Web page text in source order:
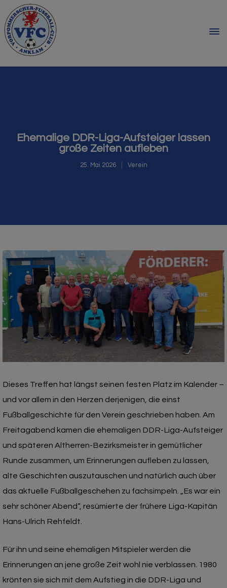
Ehemalige DDR-Liga-Aufsteiger lassen
große Zeiten aufleben
25. Mai 2026 Verein
Dieses Treffen hat längst seinen festen Platz im Kalender –
und vor allem in den Herzen derjenigen, die einst
Fußballgeschichte für den Verein geschrieben haben. Am
Freitagabend kamen die ehemaligen DDR-Liga-Aufsteiger
und späteren Altherren-Bezirksmeister in gemütlicher
Runde zusammen, um Erinnerungen aufleben zu lassen,
alte Geschichten auszutauschen und natürlich auch über
das aktuelle Fußballgeschehen zu fachsimpeln. „Es war ein
sehr schöner Abend“, resümierte der frühere Liga-Kapitän
Hans-Ulrich Rehfeldt.
Für ihn und seine ehemaligen Mitspieler werden die
Erinnerungen an jene große Zeit wohl nie verblassen. 1980
krönten sie sich mit dem Aufstieg in die DDR-Liga und